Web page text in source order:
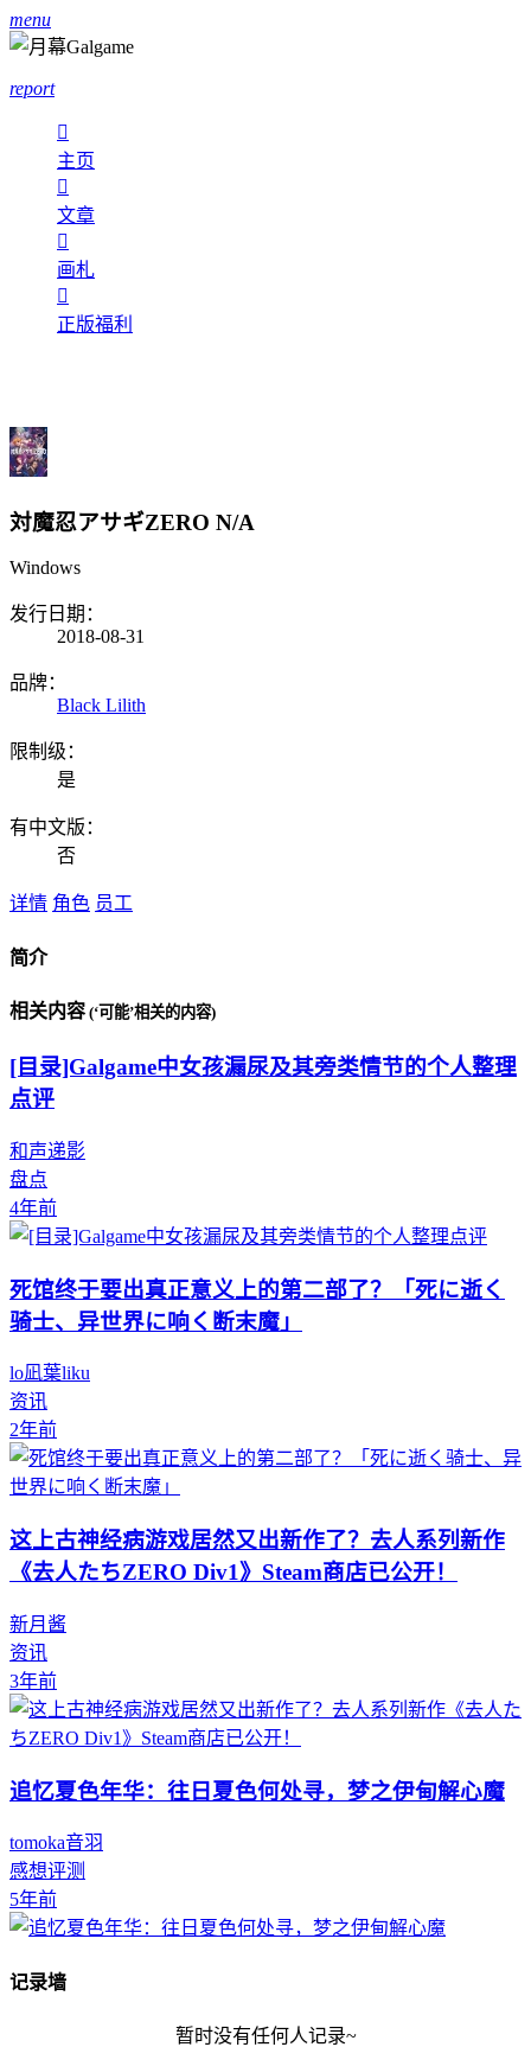
menu
report

主页

文章

画札

正版福利
対魔忍アサギZERO N/A
Windows
发行日期：
2018-08-31
品牌：
Black Lilith
限制级：
是
有中文版：
否
详情 角色 员工
简介
相关内容 (‘可能’相关的内容)
[目录]Galgame中女孩漏尿及其旁类情节的个人整理
点评
和声递影
盘点
4年前
死馆终于要出真正意义上的第二部了？「死に逝く
骑士、异世界に响く断末魔」
lo凪葉liku
资讯
2年前
这上古神经病游戏居然又出新作了？去人系列新作
《去人たちZERO Div1》Steam商店已公开！
新月酱
资讯
3年前
追忆夏色年华：往日夏色何处寻，梦之伊甸解心魔
tomoka音羽
感想评测
5年前
记录墙
暂时没有任何人记录~